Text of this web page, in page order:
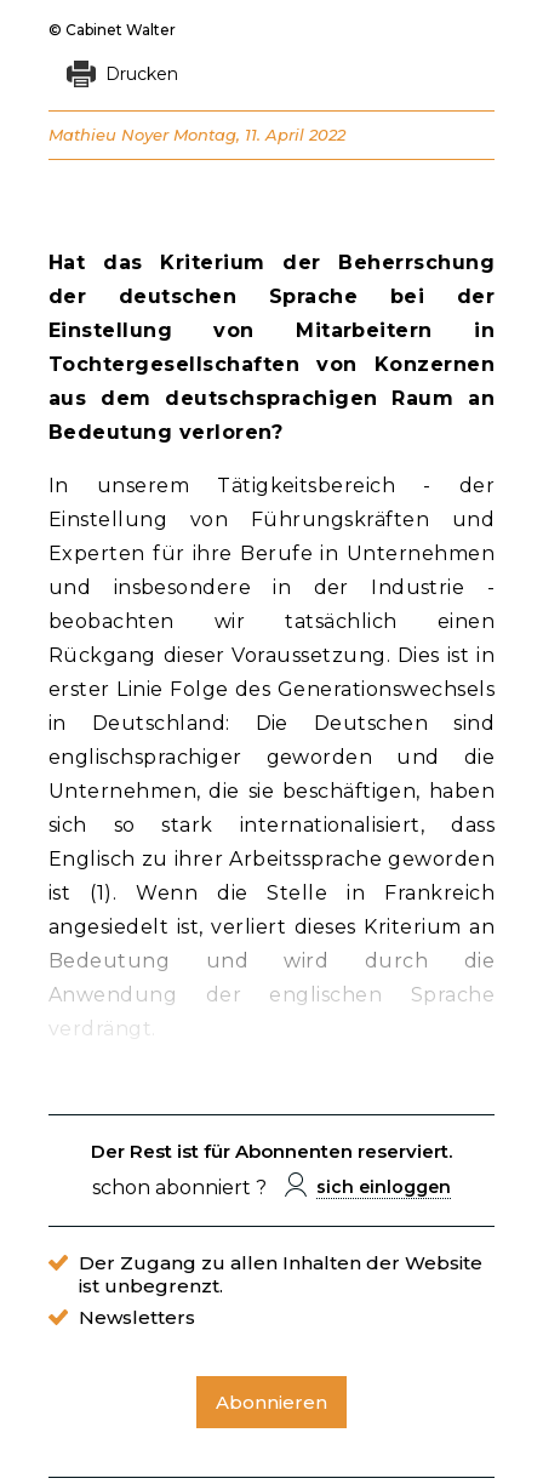
Hat das Kriterium der Beherrschung
der deutschen Sprache bei der
Einstellung von Mitarbeitern in
Tochtergesellschaften von Konzernen
aus dem deutschsprachigen Raum an
Bedeutung verloren?
In unserem Tätigkeitsbereich - der
Einstellung von Führungskräften und
Experten für ihre Berufe in Unternehmen
und insbesondere in der Industrie -
beobachten wir tatsächlich einen
Rückgang dieser Voraussetzung. Dies ist in
erster Linie Folge des Generationswechsels
in Deutschland: Die Deutschen sind
englischsprachiger geworden und die
Unternehmen, die sie beschäftigen, haben
sich so stark internationalisiert, dass
Englisch zu ihrer Arbeitssprache geworden
ist (1). Wenn die Stelle in Frankreich
angesiedelt ist, verliert dieses Kriterium an
Bedeutung und wird durch die
Anwendung der englischen Sprache
verdrängt.
Der Rest ist für Abonnenten reserviert.
schon abonniert ?
sich einloggen
Der Zugang zu allen Inhalten der Website
ist unbegrenzt.
Newsletters
Abonnieren
© Cabinet Walter
Drucken
Mathieu Noyer Montag, 11. April 2022